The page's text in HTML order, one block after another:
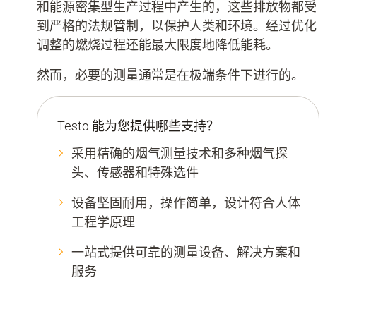
和能源密集型生产过程中产生的，这些排放物都受
到严格的法规管制，以保护人类和环境。经过优化
调整的燃烧过程还能最大限度地降低能耗。
然而，必要的测量通常是在极端条件下进行的。
Testo 能为您提供哪些支持？
采用精确的烟气测量技术和多种烟气探
头、传感器和特殊选件
设备坚固耐用，操作简单，设计符合人体
工程学原理
一站式提供可靠的测量设备、解决方案和
服务